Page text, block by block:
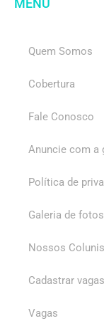
MENU
Quem Somos
Cobertura
Fale Conosco
Anuncie com a
Política de
Galeria de fotos
Nossos
Cadastrar vagas
Vagas